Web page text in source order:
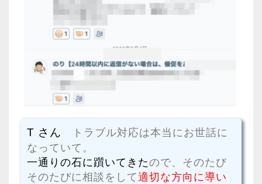
T さん トラブル対応は本当にお世話に
なっていて。
一通りの石に躓いてきたので、そのたび
そのたびに相談をして適切な方向に導い